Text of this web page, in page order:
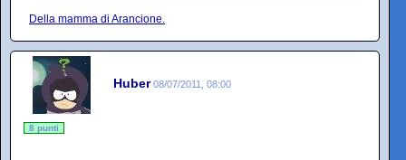
Della mamma di Arancione.
Huber 08/07/2011, 08:00
8 punti